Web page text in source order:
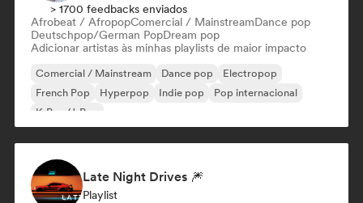
> 1700 feedbacks enviados
Afrobeat / AfropopComercial / MainstreamDance pop
Deutschpop/German PopDream pop
Adicionar artistas às minhas playlists de maior impacto
Comercial / Mainstream Dance pop
Electropop
French Pop
Hyperpop Indie pop
Pop internacional
K-Pop/J-Pop
Late Night Drives 🎆
Playlist